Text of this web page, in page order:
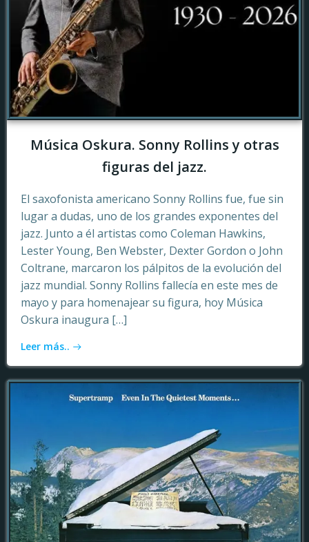
Música Oskura. Sonny Rollins y otras
figuras del jazz.
El saxofonista americano Sonny Rollins fue, fue sin
lugar a dudas, uno de los grandes exponentes del
jazz. Junto a él artistas como Coleman Hawkins,
Lester Young, Ben Webster, Dexter Gordon o John
Coltrane, marcaron los pálpitos de la evolución del
jazz mundial. Sonny Rollins fallecía en este mes de
mayo y para homenajear su figura, hoy Música
Oskura inaugura […]
Leer más..